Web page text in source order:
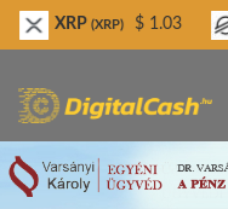
(XRP) $ 1.03 Stellar
Digitalcash.hu